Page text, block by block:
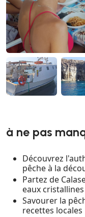
à ne pas
Découvrez
pêche à la
Partez de
eaux
Savourer la
recettes locales